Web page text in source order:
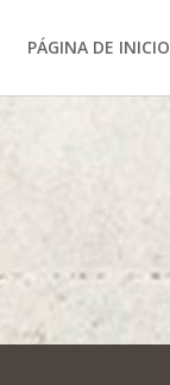
PÁGINA DE INICIO